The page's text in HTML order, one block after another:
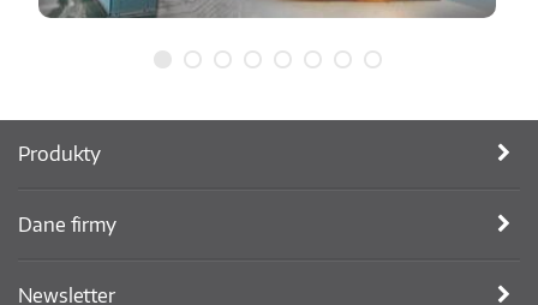
Produkty
Dane firmy
Newsletter